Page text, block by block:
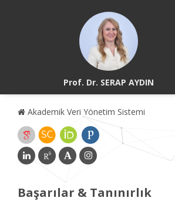
Prof. Dr. SERAP AYDIN
Akademik Veri Yönetim Sistemi
Başarılar & Tanınırlık